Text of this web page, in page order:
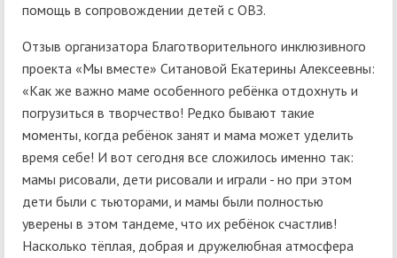
помощь в сопровождении детей с ОВЗ.
Отзыв организатора Благотворительного инклюзивного
проекта «Мы вместе» Ситановой Екатерины Алексеевны:
«Как же важно маме особенного ребёнка отдохнуть и
погрузиться в творчество! Редко бывают такие
моменты, когда ребёнок занят и мама может уделить
время себе! И вот сегодня все сложилось именно так:
мамы рисовали, дети рисовали и играли - но при этом
дети были с тьюторами, и мамы были полностью
уверены в этом тандеме, что их ребёнок счастлив!
Насколько тёплая, добрая и дружелюбная атмосфера